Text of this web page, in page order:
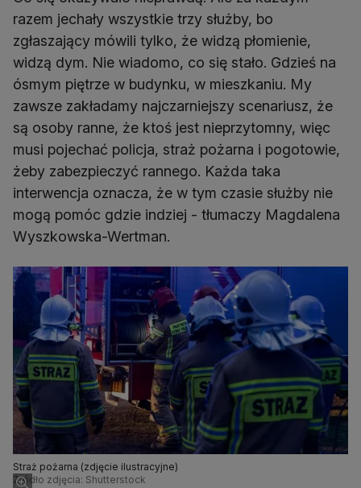
razem jechały wszystkie trzy służby, bo
zgłaszający mówili tylko, że widzą płomienie,
widzą dym. Nie wiadomo, co się stało. Gdzieś na
ósmym piętrze w budynku, w mieszkaniu. My
zawsze zakładamy najczarniejszy scenariusz, że
są osoby ranne, że ktoś jest nieprzytomny, więc
musi pojechać policja, straż pożarna i pogotowie,
żeby zabezpieczyć rannego. Każda taka
interwencja oznacza, że w tym czasie służby nie
mogą pomóc gdzie indziej - tłumaczy Magdalena
Wyszkowska-Wertman.
Straż pożarna (zdjęcie ilustracyjne)
Źródło zdjęcia: Shutterstock